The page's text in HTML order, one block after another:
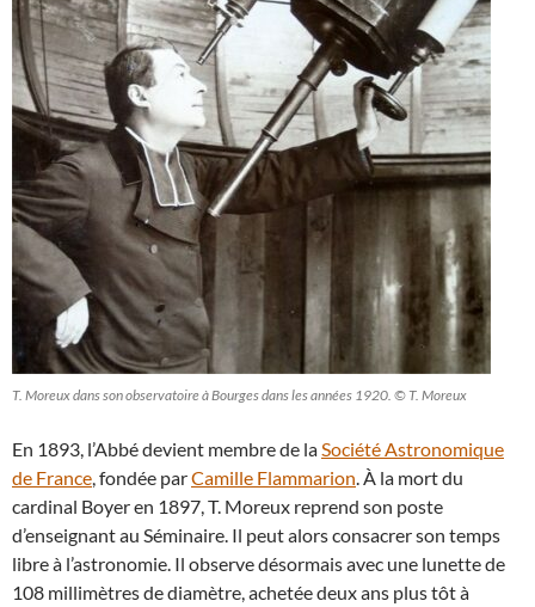
T. Moreux dans son observatoire à Bourges dans les années 1920. © T. Moreux
En 1893, l’Abbé devient membre de laSociété Astronomique
de France, fondée parCamille Flammarion. À la mort du
cardinal Boyer en 1897, T. Moreux reprend son poste
d’enseignant au Séminaire. Il peut alors consacrer son temps
libre à l’astronomie. Il observe désormais avec une lunette de
108 millimètres de diamètre, achetée deux ans plus tôt à